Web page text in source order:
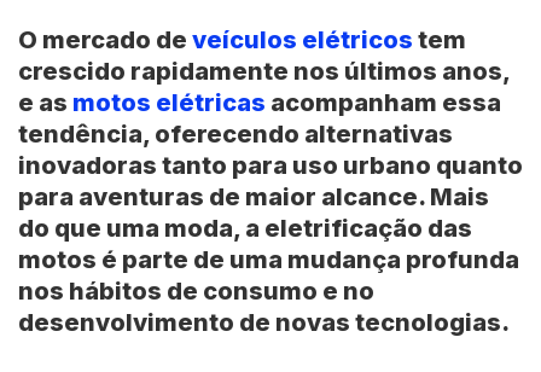
O mercado de veículos elétricos tem
crescido rapidamente nos últimos anos,
e as motos elétricas acompanham essa
tendência, oferecendo alternativas
inovadoras tanto para uso urbano quanto
para aventuras de maior alcance. Mais
do que uma moda, a eletrificação das
motos é parte de uma mudança profunda
nos hábitos de consumo e no
desenvolvimento de novas tecnologias.